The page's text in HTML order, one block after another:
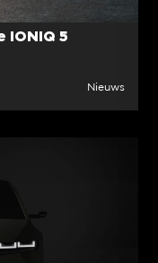
5
Nieuws